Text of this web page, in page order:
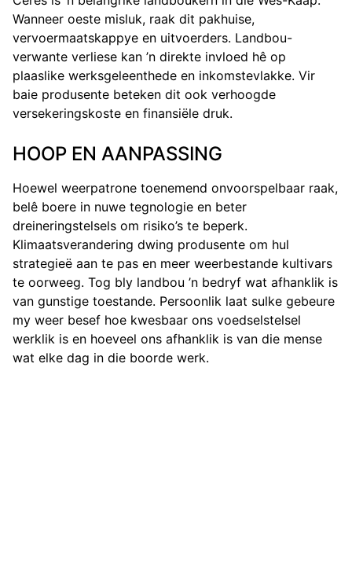
Wanneer oeste misluk, raak dit pakhuise,
vervoermaatskappye en uitvoerders. Landbou-
verwante verliese kan ’n direkte invloed hê op
plaaslike werksgeleenthede en inkomstevlakke. Vir
baie produsente beteken dit ook verhoogde
versekeringskoste en finansiële druk.
HOOP EN AANPASSING
Hoewel weerpatrone toenemend onvoorspelbaar raak,
belê boere in nuwe tegnologie en beter
dreineringstelsels om risiko’s te beperk.
Klimaatsverandering dwing produsente om hul
strategieë aan te pas en meer weerbestande kultivars
te oorweeg. Tog bly landbou ’n bedryf wat afhanklik is
van gunstige toestande. Persoonlik laat sulke gebeure
my weer besef hoe kwesbaar ons voedselstelsel
werklik is en hoeveel ons afhanklik is van die mense
wat elke dag in die boorde werk.